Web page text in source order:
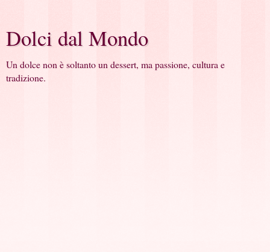
Dolci dal Mondo
Un dolce non è soltanto un dessert, ma passione, cultura e
tradizione.